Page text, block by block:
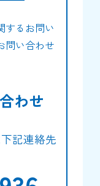
するお問い
問い合わせ
わせ
記連絡先